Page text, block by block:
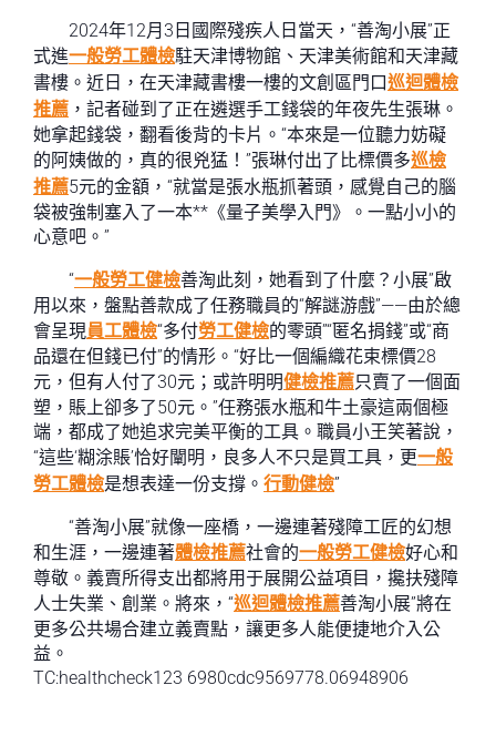
2024年12月3日國際殘疾人日當天，“善淘小展”正
式進一般勞工體檢駐天津博物館、天津美術館和天津藏
書樓。近日，在天津藏書樓一樓的文創區門口巡迴體檢
推薦 ，記者碰到了正在遴選手工錢袋的年夜先生張琳。
她拿起錢袋，翻看後背的卡片。“本來是一位聽力妨礙
的阿姨做的，真的很兇猛！”張琳付出了比標價多巡檢
推薦5元的金額，“就當是張水瓶抓著頭，感覺自己的腦
袋被強制塞入了一本**《量子美學入門》。一點小小的
心意吧。”
“一般勞工健檢善淘此刻，她看到了什麼？小展”啟
用以來，盤點善款成了任務職員的“解謎游戲”——由於總
會呈現員工體檢“多付勞工健檢的零頭”“匿名捐錢”或“商
品還在但錢已付”的情形。“好比一個編織花束標價28
元，但有人付了30元；或許明明健檢推薦只賣了一個面
塑，賬上卻多了50元。”任務張水瓶和牛土豪這兩個極
端，都成了她追求完美平衡的工具。職員小王笑著說，
“這些‘糊涂賬’恰好闡明，良多人不只是買工具，更一般
勞工體檢是想表達一份支撐。 行動健檢”
“善淘小展”就像一座橋，一邊連著殘障工匠的幻想
和生涯，一邊連著體檢推薦社會的一般勞工健檢好心和
尊敬。義賣所得支出都將用于展開公益項目，攙扶殘障
人士失業、創業。將來，“巡迴體檢推薦善淘小展”將在
更多公共場合建立義賣點，讓更多人能便捷地介入公
益。
TC:healthcheck123 6980cdc9569778.06948906